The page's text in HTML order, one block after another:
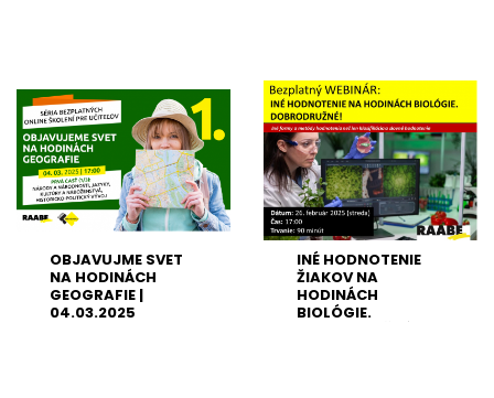
OBJAVUJME SVET
NA HODINÁCH
GEOGRAFIE |
04.03.2025
INÉ HODNOTENIE
ŽIAKOV NA
HODINÁCH
BIOLÓGIE.